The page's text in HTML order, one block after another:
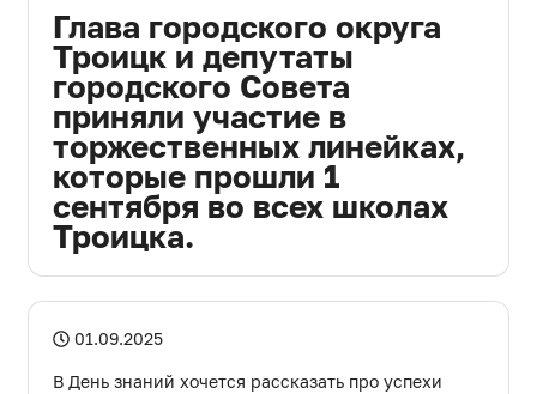
ГОРОДСКОГО ОКРУГА
АППАРАТ
CОВЕТА ДЕПУТАТОВ
Глава городского округа
Троицк и депутаты
городского Совета
приняли участие в
торжественных линейках,
которые прошли 1
сентября во всех школах
Троицка.
01.09.2025
В День знаний хочется рассказать про успехи